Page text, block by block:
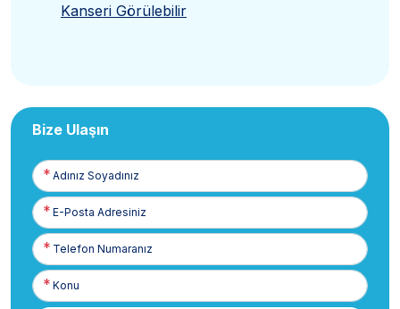
Kanseri Görülebilir
Bize Ulaşın
Adınız
Soyadınız
E-
Posta
Telefon
Numaranız